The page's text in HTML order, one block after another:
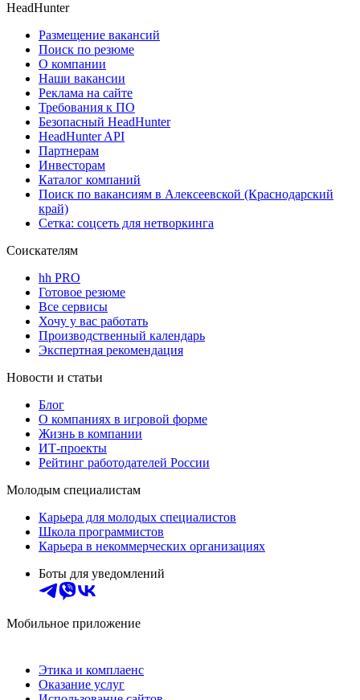
HeadHunter
Размещение вакансий
Поиск по резюме
О компании
Наши вакансии
Реклама на сайте
Требования к ПО
Безопасный HeadHunter
HeadHunter API
Партнерам
Инвесторам
Каталог компаний
Поиск по вакансиям в Алексеевской (Краснодарский
край)
Сетка: соцсеть для нетворкинга
Соискателям
hh PRO
Готовое резюме
Все сервисы
Хочу у вас работать
Производственный календарь
Экспертная рекомендация
Новости и статьи
Блог
О компаниях в игровой форме
Жизнь в компании
ИТ-проекты
Рейтинг работодателей России
Молодым специалистам
Карьера для молодых специалистов
Школа программистов
Карьера в некоммерческих организациях
Боты для уведомлений
Мобильное приложение
Этика и комплаенс
Оказание услуг